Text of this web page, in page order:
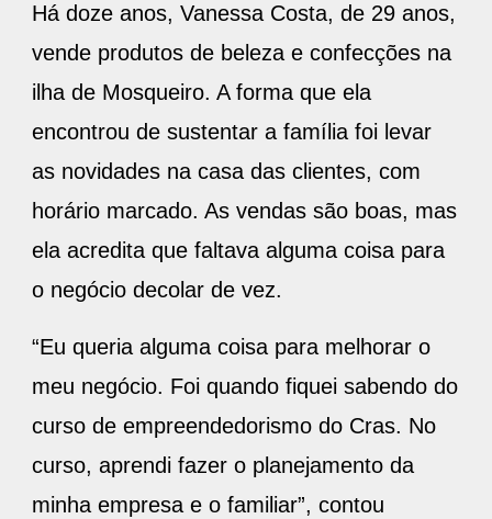
Há doze anos, Vanessa Costa, de 29 anos,
vende produtos de beleza e confecções na
ilha de Mosqueiro. A forma que ela
encontrou de sustentar a família foi levar
as novidades na casa das clientes, com
horário marcado. As vendas são boas, mas
ela acredita que faltava alguma coisa para
o negócio decolar de vez.
“Eu queria alguma coisa para melhorar o
meu negócio. Foi quando fiquei sabendo do
curso de empreendedorismo do Cras. No
curso, aprendi fazer o planejamento da
minha empresa e o familiar”, contou